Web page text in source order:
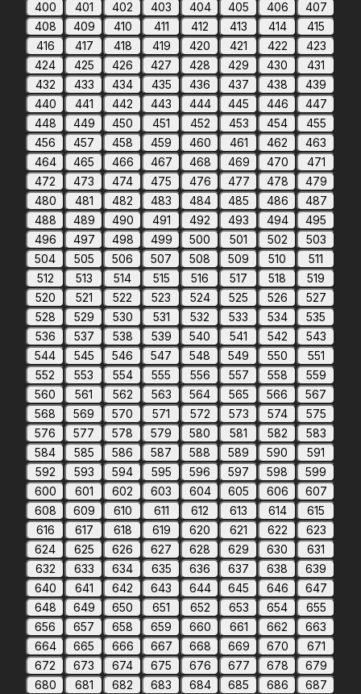
400 401 402 403 404 405 406
407
408
409 410 411 412 413 414
415
416
417 418 419 420 421 422
423
424
425 426 427 428 429 430
431
432
433 434 435 436 437 438
439
440
441 442 443 444 445 446
447
448
449 450 451 452 453 454
455
456
457 458 459 460 461 462
463
464
465 466 467 468 469 470
471
472
473 474 475 476 477 478
479
480
481 482 483 484 485 486
487
488
489 490 491 492 493 494
495
496
497 498 499 500 501 502
503
504
505 506 507 508 509 510
511
512
513 514 515 516 517 518
519
520
521 522 523 524 525 526
527
528
529 530 531 532 533 534
535
536
537 538 539 540 541 542
543
544
545 546 547 548 549 550
551
552
553 554 555 556 557 558
559
560
561 562 563 564 565 566
567
568
569 570 571 572 573 574
575
576
577 578 579 580 581 582
583
584
585 586 587 588 589 590
591
592
593 594 595 596 597 598
599
600
601 602 603 604 605 606
607
608
609 610 611 612 613 614
615
616
617 618 619 620 621 622
623
624
625 626 627 628 629 630
631
632
633 634 635 636 637 638
639
640
641 642 643 644 645 646
647
648
649 650 651 652 653 654
655
656
657 658 659 660 661 662
663
664
665 666 667 668 669 670
671
672
673 674 675 676 677 678
679
680
681 682 683 684 685 686
687